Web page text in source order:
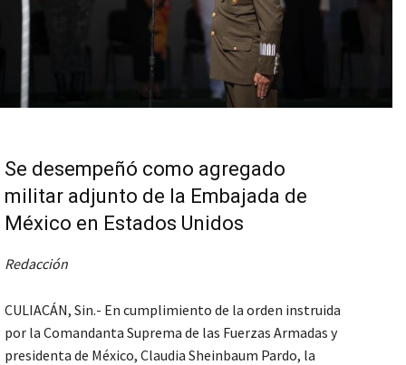
Se desempeñó como agregado
militar adjunto de la Embajada de
México en Estados Unidos
Redacción
CULIACÁN, Sin.- En cumplimiento de la orden instruida
por la Comandanta Suprema de las Fuerzas Armadas y
presidenta de México, Claudia Sheinbaum Pardo, la